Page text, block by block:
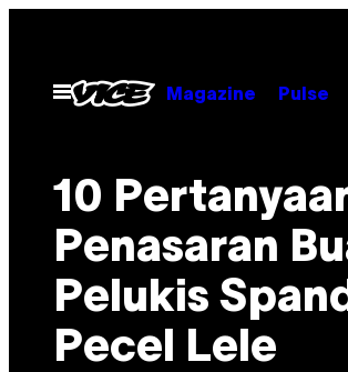
contentOpen
Menu
Magazine Pulse
10
Penasaran
Pelukis
Pecel Lele